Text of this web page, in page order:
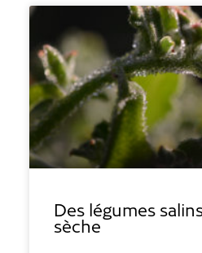
Des légumes
sèche